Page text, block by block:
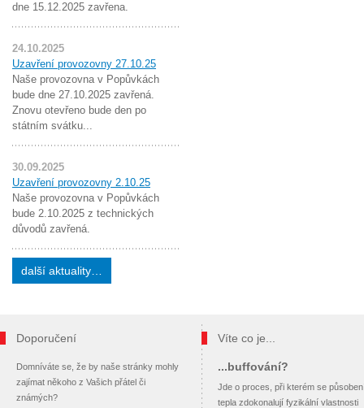
dne 15.12.2025 zavřena.
24.10.2025
Uzavření provozovny 27.10.25
Naše provozovna v Popůvkách
bude dne 27.10.2025 zavřená.
Znovu otevřeno bude den po
státním svátku...
30.09.2025
Uzavření provozovny 2.10.25
Naše provozovna v Popůvkách
bude 2.10.2025 z technických
důvodů zavřená.
další aktuality…
Doporučení
Domníváte se, že by naše stránky mohly
zajímat někoho z Vašich přátel či
známých?
Víte co je...
...buffování?
Jde o proces, při kterém se
tepla zdokonalují fyzikální vlastnosti